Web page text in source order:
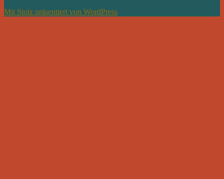
Mit Stolz präsentiert von WordPress